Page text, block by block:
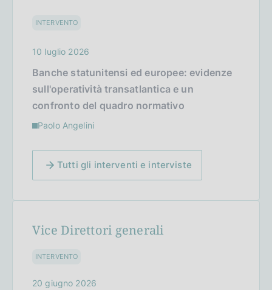
INTERVENTO
10 luglio 2026
Banche statunitensi ed europee: evidenze
sull'operatività transatlantica e un
confronto del quadro normativo
Paolo Angelini
Tutti gli interventi e interviste
Vice Direttori generali
INTERVENTO
20 giugno 2026